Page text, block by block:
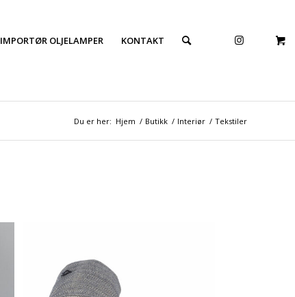
IMPORTØR OLJELAMPER KONTAKT
Du er her: Hjem / Butikk / Interiør / Tekstiler